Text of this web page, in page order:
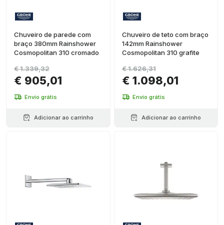
Chuveiro de parede com
braço 380mm Rainshower
Cosmopolitan 310 cromado
€ 905,01
€ 1.339,32
Envio grátis
Adicionar ao carrinho
Chuveiro de teto com braço
142mm Rainshower
Cosmopolitan 310 grafite
€ 1.098,01
€ 1.626,31
Envio grátis
Adicionar ao carrinho